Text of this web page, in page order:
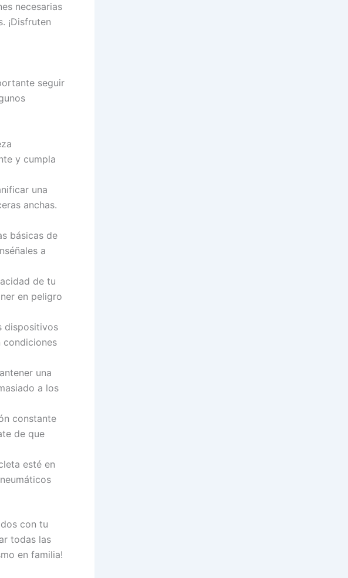
necesarias
¡Disfruten
seguir
y cumpla
una
anchas.
básicas de
a
de tu
en peligro
dispositivos
condiciones
una
a los
constante
de que
esté en
con tu
todas las
en familia!